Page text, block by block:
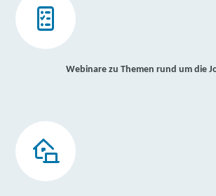
Webinare zu Themen rund um die